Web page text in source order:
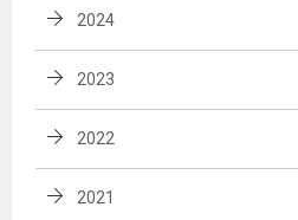
2024
2023
2022
2021